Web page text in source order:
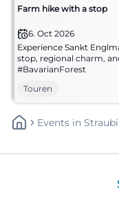
Farm hike with a stop
6. Oct 2026
Experience Sankt
stop, regional charm,
#BavarianForest
Touren
Events In